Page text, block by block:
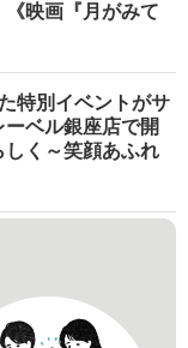
映画『月がみて
特別イベントがサ
ベル銀座店で開
く～笑顔あふれ